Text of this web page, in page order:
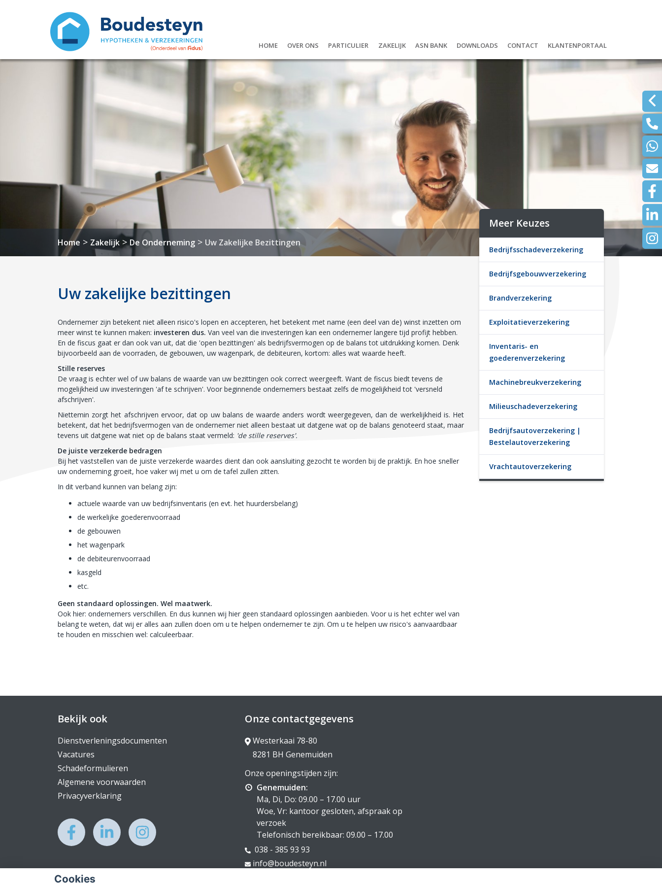
Cookies
Home Over ons
Over ons
Privacyverklaring
Particulier
Hypotheken
Zakelijk
U als ondernemer
De werknemers
De onderneming
ASN Bank
ASN Bank: digitaal én lokaal
Bedrijfshypotheek
Waarom ASN Bank?
Betaalrekening
Jeugd ontzorg pakket
Sparen of beleggen
Andere diensten
Downloads
Schadeformulieren
Documenten
Contact Klantenportaal
Home > Zakelijk > De Onderneming > Uw Zakelijke Bezittingen
Uw zakelijke bezittingen
Ondernemer zijn betekent niet alleen risico's lopen en accepteren, het betekent met name (een deel van de) winst inzetten om
meer winst te kunnen maken: investeren dus. Van veel van die investeringen kan een ondernemer langere tijd profijt hebben.
En de fiscus gaat er dan ook van uit, dat die 'open bezittingen' als bedrijfsvermogen op de balans tot uitdrukking komen. Denk
bijvoorbeeld aan de voorraden, de gebouwen, uw wagenpark, de debiteuren, kortom: alles wat waarde heeft.
Stille reserves
De vraag is echter wel of uw balans de waarde van uw bezittingen ook correct weergeeft. Want de fiscus biedt tevens de
mogelijkheid uw investeringen 'af te schrijven'. Voor beginnende ondernemers bestaat zelfs de mogelijkheid tot 'versneld
afschrijven'.
Niettemin zorgt het afschrijven ervoor, dat op uw balans de waarde anders wordt weergegeven, dan de werkelijkheid is. Het
betekent, dat het bedrijfsvermogen van de ondernemer niet alleen bestaat uit datgene wat op de balans genoteerd staat, maar
tevens uit datgene wat niet op de balans staat vermeld: 'de stille reserves'.
De juiste verzekerde bedragen
Bij het vaststellen van de juiste verzekerde waardes dient dan ook aansluiting gezocht te worden bij de praktijk. En hoe sneller
uw onderneming groeit, hoe vaker wij met u om de tafel zullen zitten.
In dit verband kunnen van belang zijn:
actuele waarde van uw bedrijfsinventaris (en evt. het huurdersbelang)
de werkelijke goederenvoorraad
de gebouwen
het wagenpark
de debiteurenvoorraad
kasgeld
etc.
Geen standaard oplossingen. Wel maatwerk.
Ook hier: ondernemers verschillen. En dus kunnen wij hier geen standaard oplossingen aanbieden. Voor u is het echter wel van
belang te weten, dat wij er alles aan zullen doen om u te helpen ondernemer te zijn. Om u te helpen uw risico's aanvaardbaar
te houden en misschien wel: calculeerbaar.
Meer Keuzes
Bedrijfsschadeverzekering
Bedrijfsgebouwverzekering
Brandverzekering
Exploitatieverzekering
Inventaris- en
goederenverzekering
Machinebreukverzekering
Milieuschadeverzekering
Bedrijfsautoverzekering |
Bestelautoverzekering
Vrachtautoverzekering
Bekijk ook
Dienstverleningsdocumenten
Vacatures
Schadeformulieren
Algemene voorwaarden
Privacyverklaring
Onze contactgegevens
Westerkaai 78-80
8281 BH Genemuiden
Onze openingstijden zijn:
Genemuiden:
Ma, Di, Do: 09.00 – 17.00 uur
Woe, Vr: kantoor gesloten, afspraak op
verzoek
Telefonisch bereikbaar: 09.00 – 17.00
038 - 385 93 93
info@boudesteyn.nl